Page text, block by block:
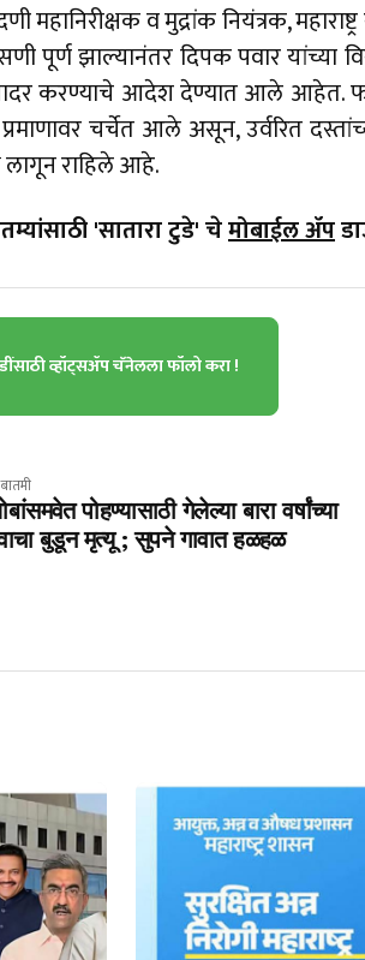
महानिरीक्षक व मुद्रांक नियंत्रक,
पूर्ण झाल्यानंतर दिपक पवार यांच्या
करण्याचे आदेश देण्यात आले आहेत.
चर्चेत आले असून, उर्वरित
लागून राहिले आहे.
'सातारा टुडे' चेमोबाईल ॲप
व्हॉट्सॲप चॅनेलला फॉलो करा !
पोहण्यासाठी गेलेल्या बारा वर्षांच्या
बुडून मृत्यू ; सुपने गावात हळहळ